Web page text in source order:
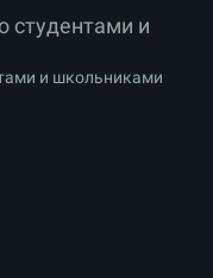
студентами и
и школьниками